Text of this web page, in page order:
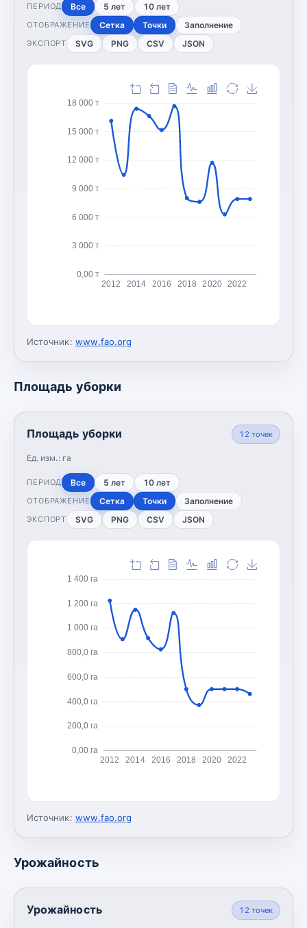
ПЕРИОД Все 5 лет 10 лет
ОТОБРАЖЕНИЕ Сетка Точки Заполнение
ЭКСПОРТ SVG PNG CSV JSON
0,00 т
3 000 т
6 000 т
9 000 т
12 000 т
15 000 т
18 000 т
2012 2014 2016 2018 2020 2022
Источник: www.fao.org
Площадь уборки
Площадь уборки
Ед. изм.: га
12 точек
ПЕРИОД Все 5 лет 10 лет
ОТОБРАЖЕНИЕ Сетка Точки Заполнение
ЭКСПОРТ SVG PNG CSV JSON
0,00 га
200,0 га
400,0 га
600,0 га
800,0 га
1 000 га
1 200 га
1 400 га
2012 2014 2016 2018 2020 2022
Источник: www.fao.org
Урожайность
Урожайность 12 точек